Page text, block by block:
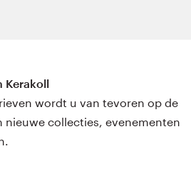
Kerakoll
wordt u van tevoren op de
nieuwe collecties, evenementen